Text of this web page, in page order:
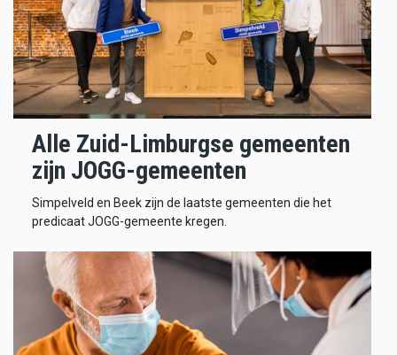
Alle Zuid-Limburgse gemeenten
zijn JOGG-gemeenten
Simpelveld en Beek zijn de laatste gemeenten die het
predicaat JOGG-gemeente kregen.